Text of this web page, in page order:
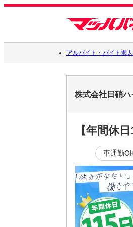
アルバイト・バイト求
株式会社日硝
【年間休
車通勤